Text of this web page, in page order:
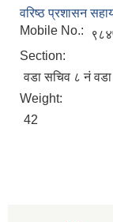
वरिष्ठ प्रशासन
Mobile No.:
Section:
वडा सचिव ८ नं वडा
Weight:
42